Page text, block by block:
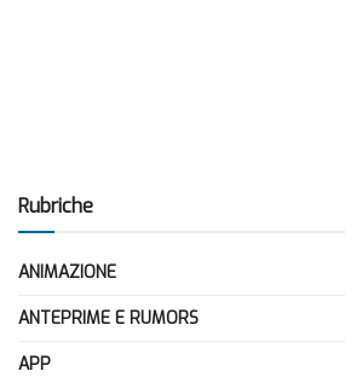
Rubriche
ANIMAZIONE
ANTEPRIME E RUMORS
APP